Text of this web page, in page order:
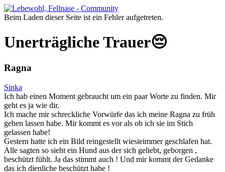
Beim Laden dieser Seite ist ein Fehler aufgetreten.
Unerträgliche Trauer😔
Ragna
Sinka
Ich hab einen Moment gebraucht um ein paar Worte zu finden. Mir
geht es ja wie dir.
Ich mache mir schreckliche Vorwürfe das ich meine Ragna zu früh
gehen lassen habe. Mir kommt es vor als ob ich sie im Stich
gelassen habe!
Gestern hatte ich ein Bild reingestellt wiesieimmer geschlafen hat.
Alle sagten so sieht ein Hund aus der sich geliebt, geborgen ,
beschützt fühlt. Ja das stimmt auch ! Und mir kommt der Gedanke
das ich dienliche beschützt habe !